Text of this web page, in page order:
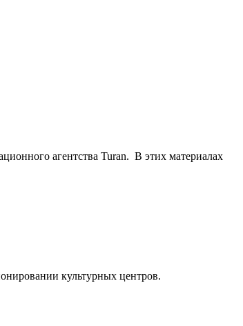
агентства Turan. В этих материалах
культурных центров.